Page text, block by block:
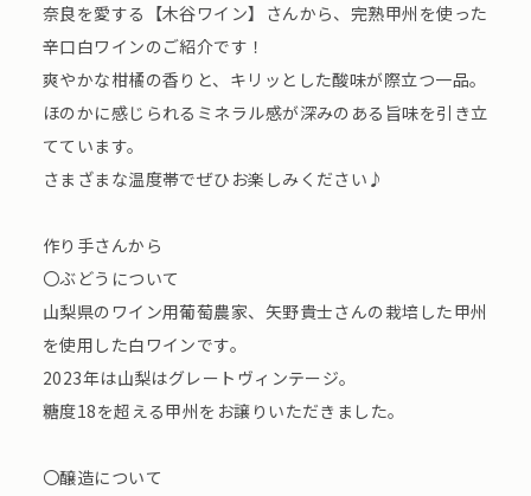
奈良を愛する【木谷ワイン】さんから、完熟甲州を使った
辛口白ワインのご紹介です！
爽やかな柑橘の香りと、キリッとした酸味が際立つ一品。
ほのかに感じられるミネラル感が深みのある旨味を引き立
てています。
さまざまな温度帯でぜひお楽しみください♪
作り手さんから
〇ぶどうについて
山梨県のワイン用葡萄農家、矢野貴士さんの栽培した甲州
を使用した白ワインです。
2023年は山梨はグレートヴィンテージ。
糖度18を超える甲州をお譲りいただきました。
〇醸造について